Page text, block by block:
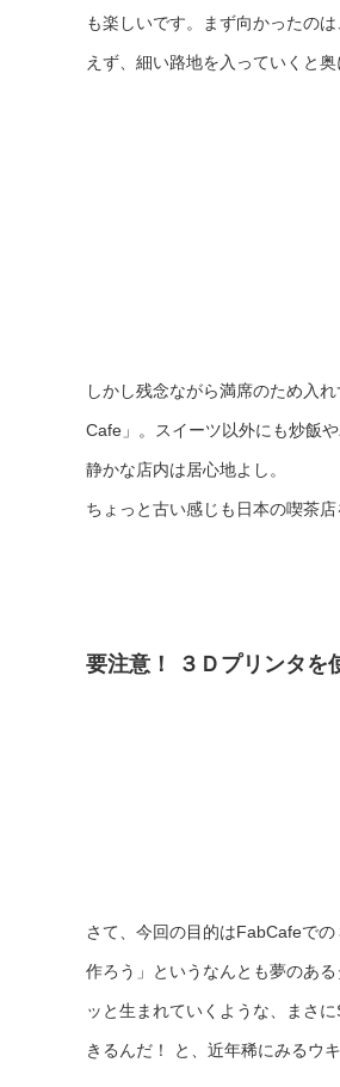
も楽しいです。まず向かったの
えず、細い路地を入っていくと
しかし残念ながら満席のため入
Cafe」。スイーツ以外にも炒飯
静かな店内は居心地よし。
ちょっと古い感じも日本の喫茶
要注意！ ３Ｄプリンタを
さて、今回の目的はFabCafeで
作ろう」というなんとも夢のあ
ッと生まれていくような、まさ
きるんだ！ と、近年稀にみるウ